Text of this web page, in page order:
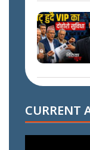
CURRENT